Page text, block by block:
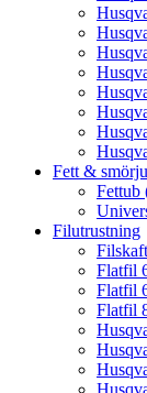
Fett &
Fettub
Filutrustning
Flatfil
Flatfil
Flatfil